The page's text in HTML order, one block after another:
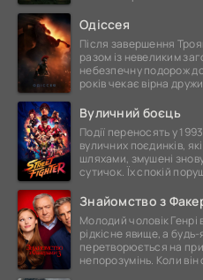
Одіссея
Після завершення
разом із невеликим
небезпечну подорож
років чекає вірна
Вуличний боєць
Події переносять у
вуличних поєдинків,
шляхами, змушені
сутичок. Їх спокій
Знайомство з
Молодий чоловік Генрі
рідкісне явище, а
перетворюється на
непорозумінь. Коли